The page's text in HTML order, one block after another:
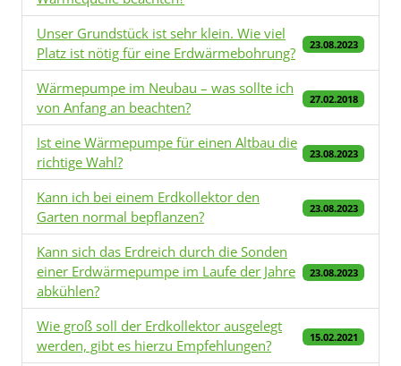
Unser Grundstück ist sehr klein. Wie viel
Platz ist nötig für eine Erdwärmebohrung?
23.08.2023
Wärmepumpe im Neubau – was sollte ich
von Anfang an beachten?
27.02.2018
Ist eine Wärmepumpe für einen Altbau die
richtige Wahl?
23.08.2023
Kann ich bei einem Erdkollektor den
Garten normal bepflanzen?
23.08.2023
Kann sich das Erdreich durch die Sonden
einer Erdwärmepumpe im Laufe der Jahre
abkühlen?
23.08.2023
Wie groß soll der Erdkollektor ausgelegt
werden, gibt es hierzu Empfehlungen?
15.02.2021